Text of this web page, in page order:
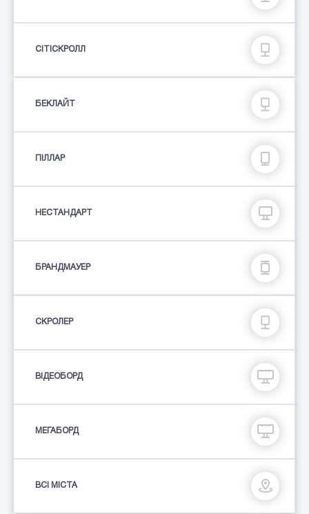
СІТІСКРОЛЛ
БЕКЛАЙТ
ПIЛЛАР
НЕСТАНДАРТ
БРАНДМАУЕР
СКРОЛЕР
ВІДЕОБОРД
МЕГАБОРД
ВСІ МІСТА